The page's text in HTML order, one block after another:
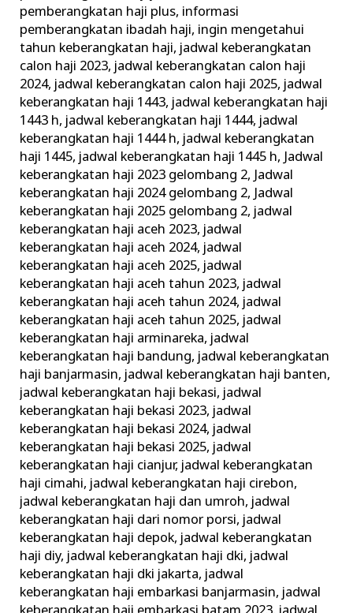
pemberangkatan haji plus, informasi
pemberangkatan ibadah haji, ingin mengetahui
tahun keberangkatan haji, jadwal keberangkatan
calon haji 2023, jadwal keberangkatan calon haji
2024, jadwal keberangkatan calon haji 2025, jadwal
keberangkatan haji 1443, jadwal keberangkatan haji
1443 h, jadwal keberangkatan haji 1444, jadwal
keberangkatan haji 1444 h, jadwal keberangkatan
haji 1445, jadwal keberangkatan haji 1445 h, Jadwal
keberangkatan haji 2023 gelombang 2, Jadwal
keberangkatan haji 2024 gelombang 2, Jadwal
keberangkatan haji 2025 gelombang 2, jadwal
keberangkatan haji aceh 2023, jadwal
keberangkatan haji aceh 2024, jadwal
keberangkatan haji aceh 2025, jadwal
keberangkatan haji aceh tahun 2023, jadwal
keberangkatan haji aceh tahun 2024, jadwal
keberangkatan haji aceh tahun 2025, jadwal
keberangkatan haji arminareka, jadwal
keberangkatan haji bandung, jadwal keberangkatan
haji banjarmasin, jadwal keberangkatan haji banten,
jadwal keberangkatan haji bekasi, jadwal
keberangkatan haji bekasi 2023, jadwal
keberangkatan haji bekasi 2024, jadwal
keberangkatan haji bekasi 2025, jadwal
keberangkatan haji cianjur, jadwal keberangkatan
haji cimahi, jadwal keberangkatan haji cirebon,
jadwal keberangkatan haji dan umroh, jadwal
keberangkatan haji dari nomor porsi, jadwal
keberangkatan haji depok, jadwal keberangkatan
haji diy, jadwal keberangkatan haji dki, jadwal
keberangkatan haji dki jakarta, jadwal
keberangkatan haji embarkasi banjarmasin, jadwal